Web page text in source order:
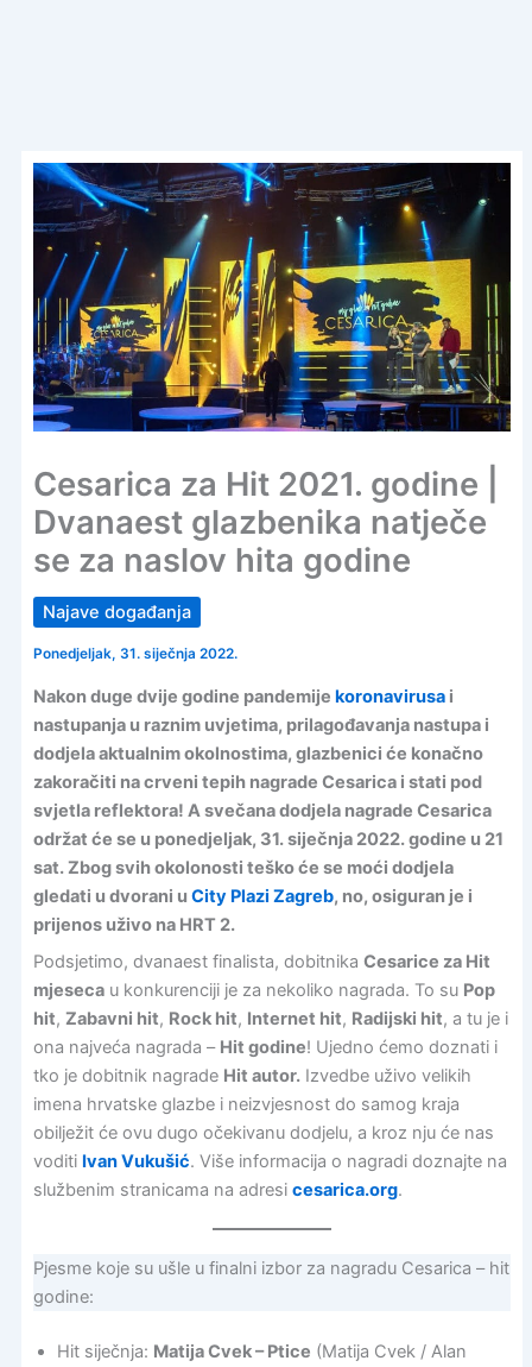
Cesarica za Hit 2021. godine |
Dvanaest glazbenika natječe
se za naslov hita godine
Najave događanja
Ponedjeljak, 31. siječnja 2022.
Nakon duge dvije godine pandemije koronavirusai
nastupanja u raznim uvjetima, prilagođavanja nastupa i
dodjela aktualnim okolnostima, glazbenici će konačno
zakoračiti na crveni tepih nagrade Cesarica i stati pod
svjetla reflektora! A svečana dodjela nagrade Cesarica
održat će se u ponedjeljak, 31. siječnja 2022. godine u 21
sat. Zbog svih okolonosti teško će se moći dodjela
gledati u dvorani u City Plazi Zagreb, no, osiguran je i
prijenos uživo na HRT 2.
Podsjetimo, dvanaest finalista, dobitnika Cesarice za Hit
mjesecau konkurenciji je za nekoliko nagrada. To su Pop
hit, Zabavni hit, Rock hit, Internet hit, Radijski hit, a tu je i
ona najveća nagrada – Hit godine! Ujedno ćemo doznati i
tko je dobitnik nagrade Hit autor.Izvedbe uživo velikih
imena hrvatske glazbe i neizvjesnost do samog kraja
obilježit će ovu dugo očekivanu dodjelu, a kroz nju će nas
voditi Ivan Vukušić. Više informacija o nagradi doznajte na
službenim stranicama na adresi cesarica.org.
Pjesme koje su ušle u finalni izbor za nagradu Cesarica – hit
godine:
Hit siječnja: Matija Cvek – Ptice (Matija Cvek / Alan